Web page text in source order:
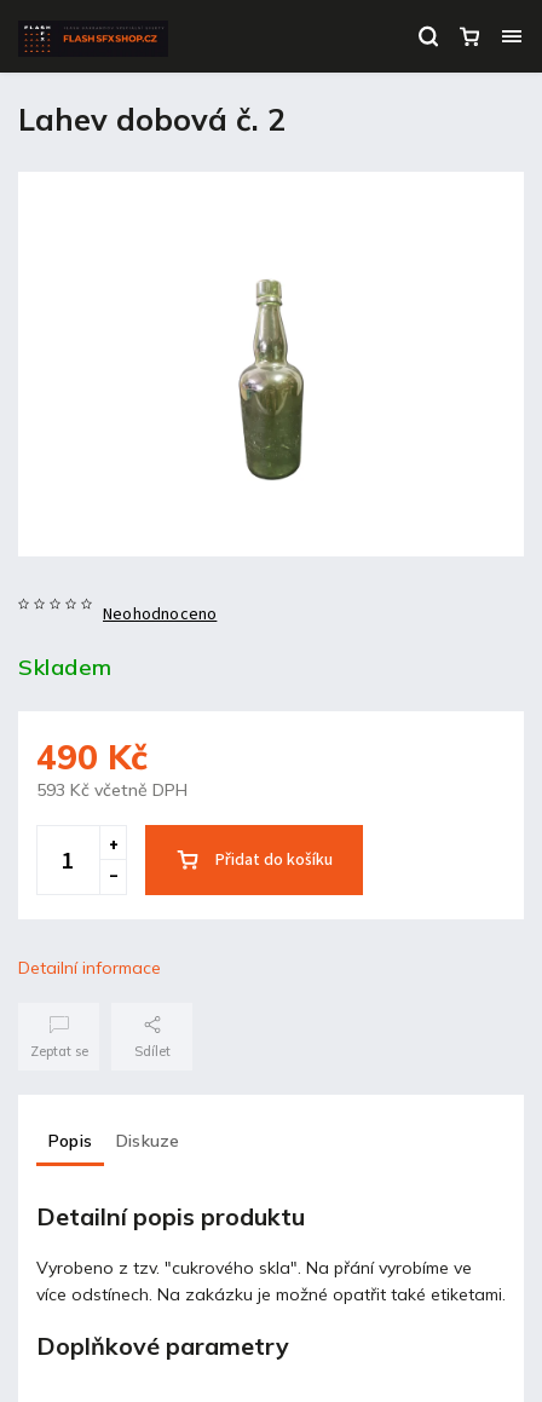
Lahev dobová č. 2
Neohodnoceno
Skladem
490 Kč
593 Kč včetně DPH
Přidat do košíku
Detailní informace
Zeptat se Sdílet
Popis Diskuze
Detailní popis produktu
Vyrobeno z tzv. "cukrového skla". Na přání vyrobíme ve
více odstínech. Na zakázku je možné opatřit také etiketami.
Doplňkové parametry